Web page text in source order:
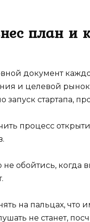
план и
документ
и целевой
запуск стартапа,
процесс
не обойтись,
на пальцах, что
не станет,